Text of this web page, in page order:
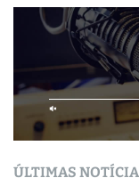
ÚLTIMAS